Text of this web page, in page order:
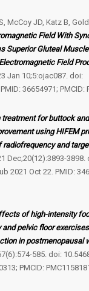
McCoy JD, Katz B,
Field With
Superior Gluteal
Field
Jan 10;5:ojac087. doi:
36654971; PMCID:
treatment for buttock
using HIFEM
and
Dec;20(12):3893-3898.
2021 Oct 22. PMID:
of high-intensity
pelvic floor
in postmenopausal
585. doi:
PMCID: